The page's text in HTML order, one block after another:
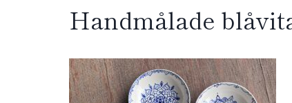
Handmålade